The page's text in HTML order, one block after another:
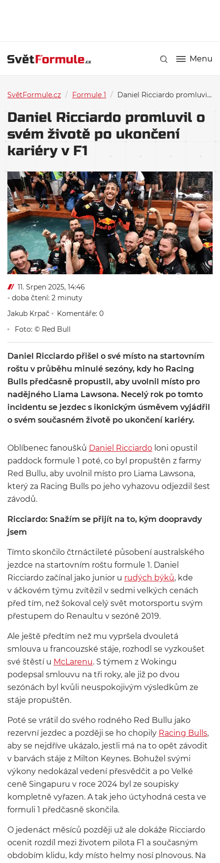
Menu
SvětFormule.cz / Formule 1 / Daniel Ricciardo promluvil o svém životě po ukončení kariéry v F1
Daniel Ricciardo promluvil o
svém životě po ukončení
kariéry v F1
11. Srpen 2025, 14:46
- doba čtení: 2 minuty
Jakub Krpač
Komentáře: 0
Foto: © Red Bull
Daniel Ricciardo přišel o své místo na startovním
roštu v průběhu minulé sezóny, kdy ho Racing
Bulls předčasně propustil, aby uvolnil místo pro
nadějného Liama Lawsona. Necelý rok po tomto
incidentu se jezdec s ikonickým úsměvem vyjádřil
o svém současném životě po ukončení kariéry.
Oblíbenec fanoušků Daniel Ricciardo loni opustil
paddock formule 1 poté, co byl propuštěn z farmy
Red Bullu, aby uvolnil místo pro Liama Lawsona,
který za Racing Bulls po jeho vyhazovu odjezdil šest
závodů.
Ricciardo: Snažím se přijít na to, kým doopravdy
jsem
Tímto skončilo čtrnáctileté působení australského
jezdce na startovním roštu formule 1. Daniel
Ricciardo začínal jako junior u rudých býků, kde
v áčkovém týmu zvítězil v sedmi velkých cenách
před tím, než šokoval celý svět motorsportu svým
přestupem do Renaultu v sezóně 2019.
Ale ještě předtím než mu vypršela dvouletá
smlouva u francouzské stáje, rozhodl se vyzkoušet
své štěstí u McLarenu. S týmem z Wokingu
podepsal smlouvu na tři roky, ale již po dvou
sezónách byl kvůli neuspokojivým výsledkům ze
stáje propuštěn.
Poté se vrátil do svého rodného Red Bullu jako
rezervní jezdec a později se ho chopily Racing Bulls,
aby se nejdříve ukázalo, jestli má na to opět závodit
v barvách stáje z Milton Keynes. Bohužel svými
výkony nedokázal vedení přesvědčit a po Velké
ceně Singapuru v roce 2024 byl ze soupisky
kompletně vyřazen. A tak jeho úctyhodná cesta ve
formuli 1 předčasně skončila.
O jedenáct měsíců později už ale dokáže Ricciardo
ocenit rozdíl mezi životem pilota F1 a současným
obdobím klidu, kdy místo helmy nosí plnovous. Na